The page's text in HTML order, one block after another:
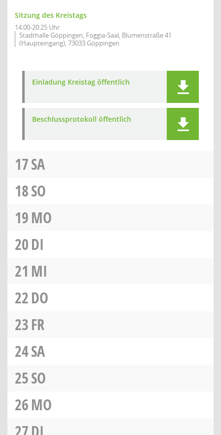
Sitzung des Kreistags
14:00-20:25 Uhr
Stadthalle Göppingen, Foggia-Saal, Blumenstraße 41
(Haupteingang), 73033 Göppingen
Einladung Kreistag öffentlich
Beschlussprotokoll öffentlich
17SA
18SO
19MO
20DI
21 MI
22DO
23FR
24SA
25SO
26MO